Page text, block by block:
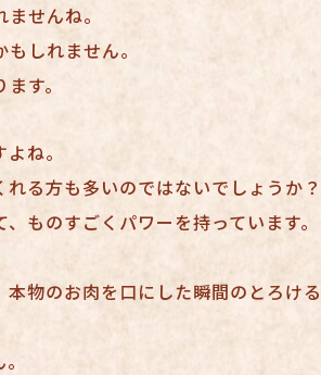
せんね。
しれません。
す。
ね。
る方も多いのではないでしょうか？
ものすごくパワーを持っています。
物のお肉を口にした瞬間のとろけ